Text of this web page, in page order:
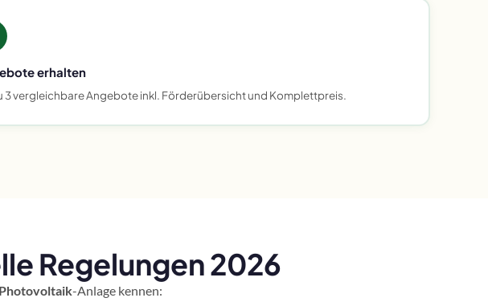
erhalten
3 vergleichbare Angebote inkl. Förderübersicht und Komplettpreis.
Regelungen 2026
Photovoltaik-Anlage kennen: